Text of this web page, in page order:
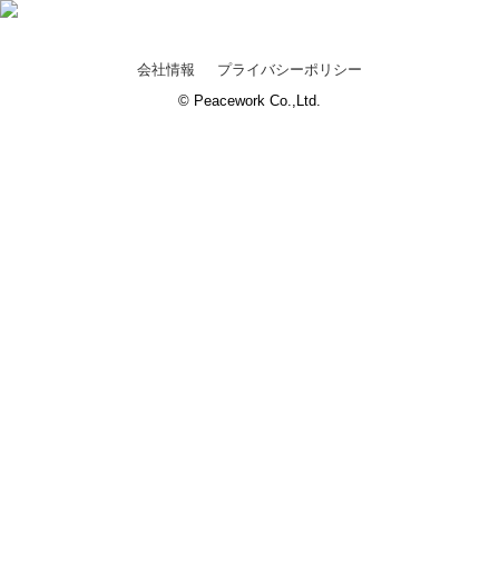
会社情報
プライバシーポリシー
© Peacework Co.,Ltd.